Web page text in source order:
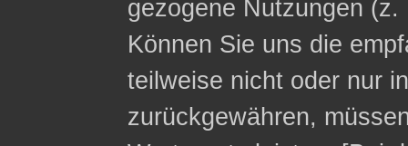
gezogene Nutzungen
Können Sie uns die
teilweise nicht oder nur
zurückgewähren,